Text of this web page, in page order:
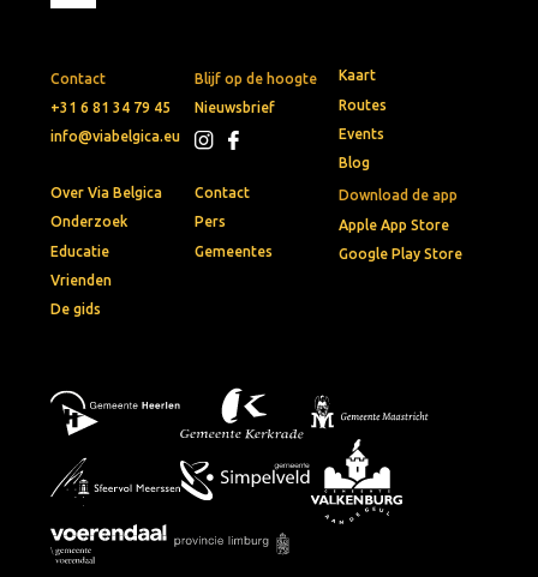
Contact
+31 6 81 34 79 45
info@viabelgica.eu
Blijf op de hoogte
Nieuwsbrief
Download de app
Apple App Store
Google Play Store
Kaart
Routes
Events
Blog
Over Via Belgica
Onderzoek
Educatie
Vrienden
De gids
Contact
Pers
Gemeentes